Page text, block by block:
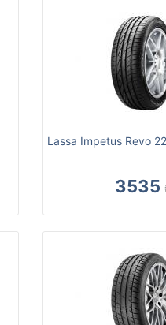
Lassa Impetus Revo
3535